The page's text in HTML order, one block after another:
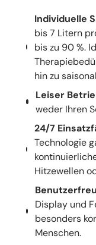
Individuelle
bis 7 Litern
bis zu 90 %.
hin zu
Leiser
weder Ihren
24/7
Technologie
Hitzewellen
Display und
besonders
Menschen.